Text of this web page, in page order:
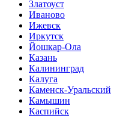
Златоуст
Иваново
Ижевск
Иркутск
Йошкар-Ола
Казань
Калининград
Калуга
Каменск-Уральский
Камышин
Каспийск